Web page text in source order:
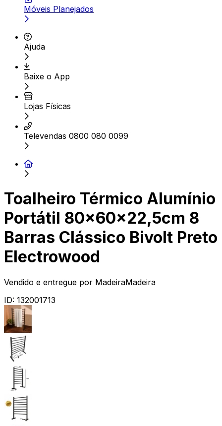
Móveis Planejados
Ajuda
Baixe o App
Lojas Físicas
Televendas 0800 080 0099
Toalheiro Térmico Alumínio
Portátil 80x60x22,5cm 8
Barras Clássico Bivolt Preto
Electrowood
Vendido e entregue por MadeiraMadeira
ID: 132001713